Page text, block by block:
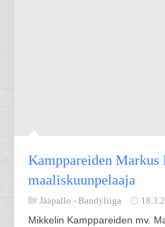
Kamppareiden Markus
maaliskuunpelaaja
Jääpallo - Bandyliiga
Mikkelin Kamppareiden mv.